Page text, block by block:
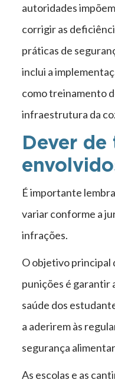
autoridades
corrigir as
práticas de
inclui a
como treinamento
infraestrutura da
Dever de
É importante
variar conforme a
infrações.
O objetivo principal
punições é garantir
saúde dos
a aderirem às
segurança
As escolas e as